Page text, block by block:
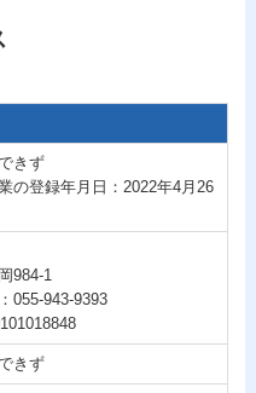
きず
の登録年月日：2022年4月26
984-1
055-943-9393
きず